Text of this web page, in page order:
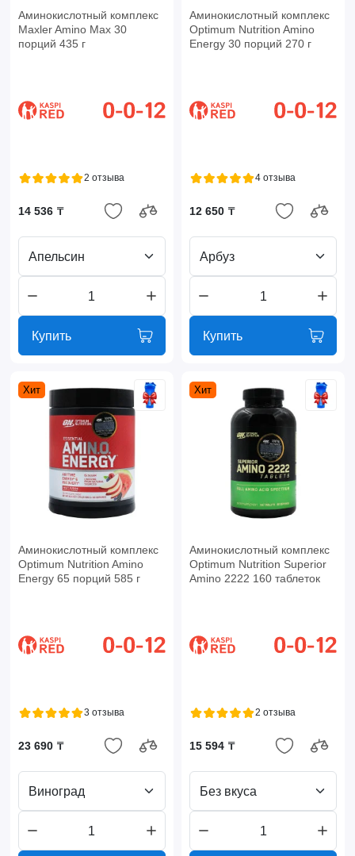
Аминокислотный комплекс
Maxler Amino Max 30
порций 435 г
2 отзыва
14 536 ₸
Апельсин
Купить
Аминокислотный комплекс
Optimum Nutrition Amino
Energy 30 порций 270 г
4 отзыва
12 650 ₸
Арбуз
Купить
Хит
Аминокислотный комплекс
Optimum Nutrition Amino
Energy 65 порций 585 г
3 отзыва
23 690 ₸
Виноград
Хит
Аминокислотный комплекс
Optimum Nutrition Superior
Amino 2222 160 таблеток
2 отзыва
15 594 ₸
Без вкуса